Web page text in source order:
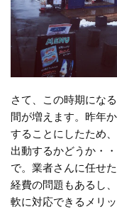
さて、この時期にな
間が増えます。昨年
することにしたため
出動するかどうか・
で。業者さんに任せ
経費の問題もあるし
軟に対応できるメリッ